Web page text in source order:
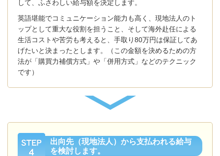
して、ふさわしい給与額を決定します。
英語堪能でコミュニケーション能力も高く、現地法人のト
ップとして重大な役割を担うこと、そして海外赴任による
生活コストや苦労も考えると、手取り80万円は保証してあ
げたいと決まったとします。（この金額を決めるための方
法が「購買力補償方式」や「併用方式」などのテクニック
です）
出向先（現地法人）から支払われる給与
を検討します。